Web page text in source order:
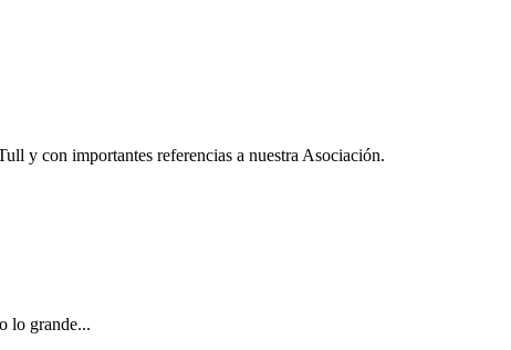
y con importantes referencias a nuestra Asociación.
lo grande...